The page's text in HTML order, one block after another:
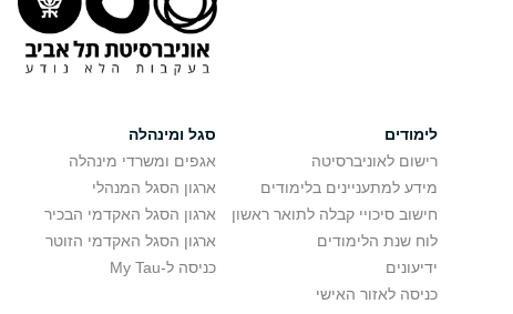
לימודים
רישום לאוניברסיטה
מידע למתעניינים בלימודים
חישוב סיכויי קבלה לתואר ראשון
לוח שנת הלימודים
ידיעונים
כניסה לאזור האישי
סגל ומינהלה
אגפים ומשרדי מינהלה
ארגון הסגל המנהלי
ארגון הסגל האקדמי הבכיר
ארגון הסגל האקדמי הזוטר
כניסה ל-My Tau